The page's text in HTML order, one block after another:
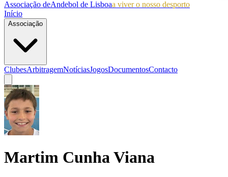
Associação deAndebol de Lisboaa viver o nosso desporto
Início
Associação
ClubesArbitragemNotíciasJogosDocumentosContacto
Martim Cunha Viana